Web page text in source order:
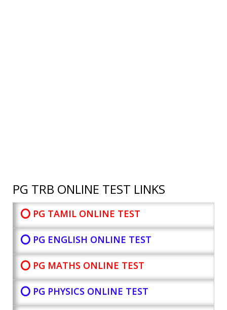
PG TRB ONLINE TEST LINKS
⭕ PG TAMIL ONLINE TEST
⭕ PG ENGLISH ONLINE TEST
⭕ PG MATHS ONLINE TEST
⭕ PG PHYSICS ONLINE TEST